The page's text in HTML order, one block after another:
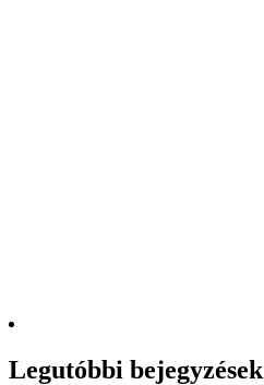
Legutóbbi bejegyzések